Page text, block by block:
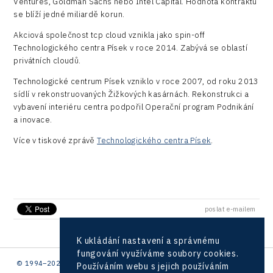
Kaleido
LAM-X
Virtual Lab
Drones
Manufacturing
Rail
Road
Connectivity
Infrastructure
Logic/MaaS
R&D
Společenská odpovědnost
Technické vzdělávání
Zaměstnanost
Konference Potenciál místní ekonomiky 2018
Představení průběžného pokroku projektu
Pasportizace
se blíží jedné miliardě korun.
Akciová společnost tcp cloud vznikla jako spin-off
Technologického centra Písek v roce 2014. Zabývá se oblastí
privátních cloudů.
Technologické centrum Písek vzniklo v roce 2007, od roku 2013
sídlí v rekonstruovaných Žižkových kasárnách. Rekonstrukci a
vybavení interiéru centra podpořil Operační program Podnikání
a inovace.
Více v tiskové zprávěTechnologického centra Písek.
poslat e-mailem
© 1994–2026 CzechInvest | .
K ukládání nastavení a správnému
fungování využíváme soubory cookies.
Používáním webu s jejich používáním